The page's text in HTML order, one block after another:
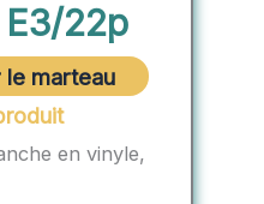
22p
le marteau
en vinyle,